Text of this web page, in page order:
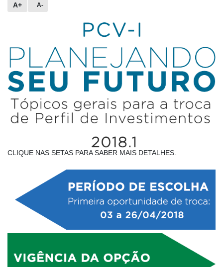
A+ A-
CLIQUE NAS SETAS PARA SABER MAIS DETALHES.